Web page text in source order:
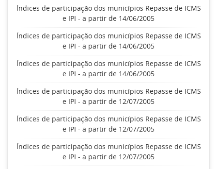
Índices de participação dos municípios Repasse de ICMS
e IPI - a partir de 14/06/2005
Índices de participação dos municípios Repasse de ICMS
e IPI - a partir de 14/06/2005
Índices de participação dos municípios Repasse de ICMS
e IPI - a partir de 14/06/2005
Índices de participação dos municípios Repasse de ICMS
e IPI - a partir de 12/07/2005
Índices de participação dos municípios Repasse de ICMS
e IPI - a partir de 12/07/2005
Índices de participação dos municípios Repasse de ICMS
e IPI - a partir de 12/07/2005